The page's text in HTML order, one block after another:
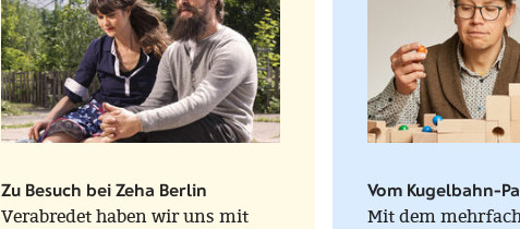
Zu Besuch bei Zeha Berlin
Verabredet haben wir uns mit
Vom Kugelbahn-
Mit dem